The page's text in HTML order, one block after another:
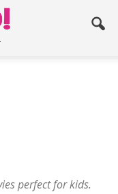
perfect for kids.